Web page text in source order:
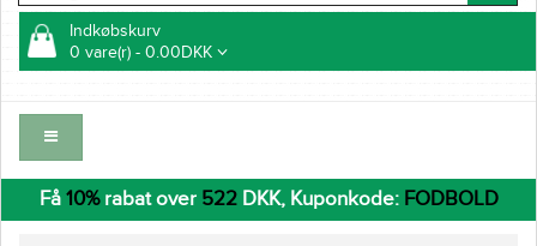
Indkøbskurv
0 vare(r) - 0.00DKK
Få 10%rabat over 522DKK, Kuponkode: FODBOLD